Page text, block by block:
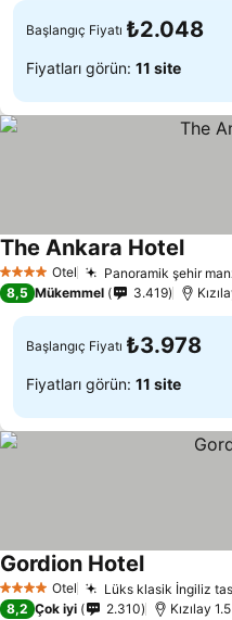
Başlangıç Fiyatı ₺2.048
Fiyatları görün: 11 site
4 Yıldız Otel Panoramik şehir
The Ankara Hotel
8,5 Mükemmel 3.419
Başlangıç Fiyatı ₺3.978
Fiyatları görün: 11 site
4 Yıldız Otel Lüks klasik İngiliz
Gordion Hotel
8,2 Çok iyi 2.310 Kızılay